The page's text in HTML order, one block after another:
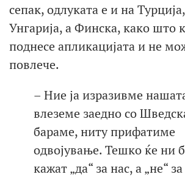
сепак, одлуката е и на
Унгарија, а Финска, како што
поднесе апликацијата и не
повлече.
– Ние ја изразивме
влеземе заедно со
бараме, ниту прифатиме
одвојување. Тешко ќе ни
кажат „да“ за нас, а „не“